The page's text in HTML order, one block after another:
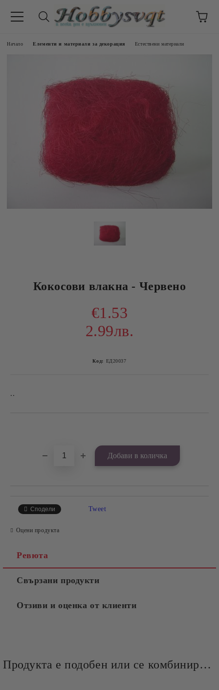
Начало Елементи и материали за декорация Естествени материали
Кокосови влакна - Червено
€1.53
2.99лв.
Код: ЕД20037
..
Сподели Tweet
Оцени продукта
Ревюта
Свързани продукти
Отзиви и оценка от клиенти
Продукта е подобен или се комбинира добре и със следните продукти :